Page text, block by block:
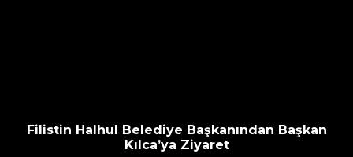
Filistin Halhul Belediye Başkanından Başkan
Kılca’ya Ziyaret